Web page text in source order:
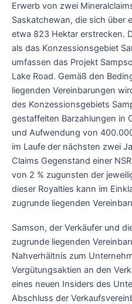
Erwerb von zwei
Saskatchewan, die sich über
etwa 823 Hektar erstrecken.
als das Konzessionsgebiet
umfassen das Projekt
Lake Road. Gemäß den
liegenden Vereinbarungen
des Konzessionsgebiets
gestaffelten Barzahlungen in
und Aufwendung von
im Laufe der nächsten zwei
Claims Gegenstand einer
von 2 % zugunsten der
dieser Royalties kann im
zugrunde liegenden
Samson, der Verkäufer und
zugrunde liegenden
Nahverhältnis zum
Vergütungsaktien an den
eines neuen Insiders des
Abschluss der